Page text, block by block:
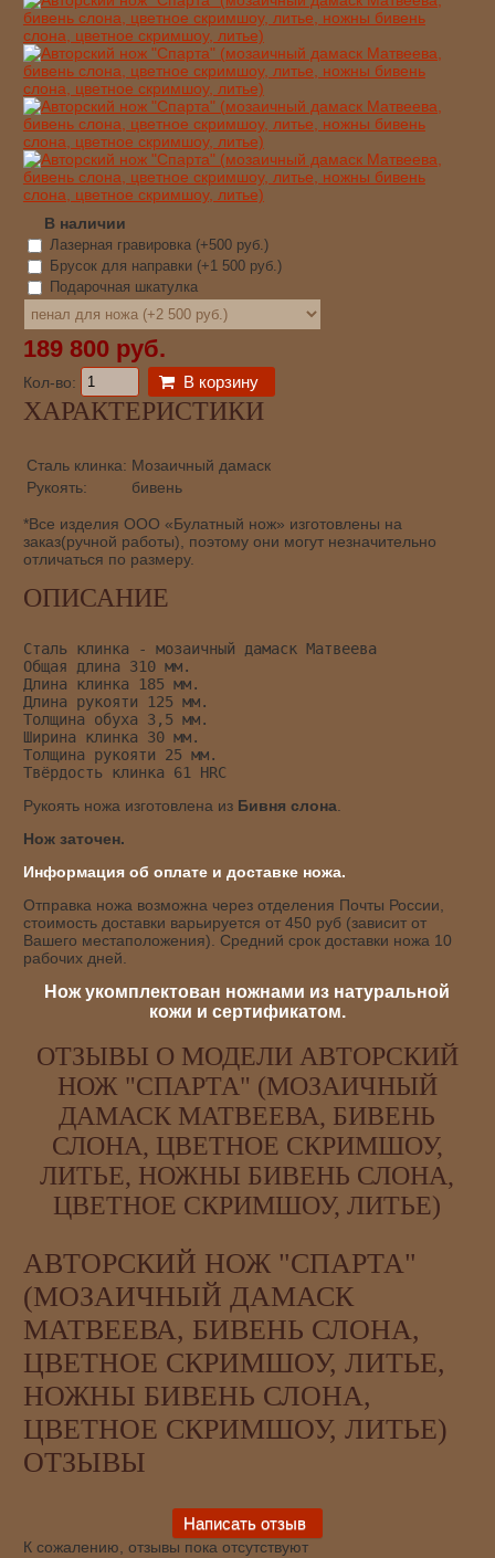
В наличии
Лазерная гравировка (+500 руб. )
Брусок для направки (+1 500 руб. )
Подарочная шкатулка
189 800 руб.
Кол-во: В корзину
ХАРАКТЕРИСТИКИ
Сталь клинка: Мозаичный дамаск
Рукоять:
бивень
*Все изделия ООО «Булатный нож» изготовлены на
заказ(ручной работы), поэтому они могут незначительно
отличаться по размеру.
ОПИСАНИЕ
Сталь клинка - мозаичный дамаск Матвеева
Общая длина 310 мм.
Длина клинка 185 мм.
Длина рукояти 125 мм.
Толщина обуха 3,5 мм.
Ширина клинка 30 мм.
Толщина рукояти 25 мм.
Твёрдость клинка 61 HRC
Рукоять ножа изготовлена из Бивня слона
Нож заточен.
Информация об оплате и доставке ножа.
Отправка ножа возможна через отделения Почты России,
стоимость доставки варьируется от 450 руб (зависит от
Вашего местаположения). Средний срок доставки ножа 10
рабочих дней.
Нож укомплектован ножнами из натуральной
кожи и сертификатом.
ОТЗЫВЫ О МОДЕЛИ АВТОРСКИЙ
НОЖ "СПАРТА" (МОЗАИЧНЫЙ
ДАМАСК МАТВЕЕВА, БИВЕНЬ
СЛОНА, ЦВЕТНОЕ СКРИМШОУ,
ЛИТЬЕ, НОЖНЫ БИВЕНЬ СЛОНА,
ЦВЕТНОЕ СКРИМШОУ, ЛИТЬЕ)
АВТОРСКИЙ НОЖ "СПАРТА"
(МОЗАИЧНЫЙ ДАМАСК
МАТВЕЕВА, БИВЕНЬ СЛОНА,
ЦВЕТНОЕ СКРИМШОУ, ЛИТЬЕ,
НОЖНЫ БИВЕНЬ СЛОНА,
ЦВЕТНОЕ СКРИМШОУ, ЛИТЬЕ)
ОТЗЫВЫ
К сожалению, отзывы пока отсутствуют